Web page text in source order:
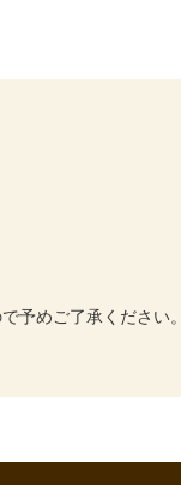
予めご了承ください。